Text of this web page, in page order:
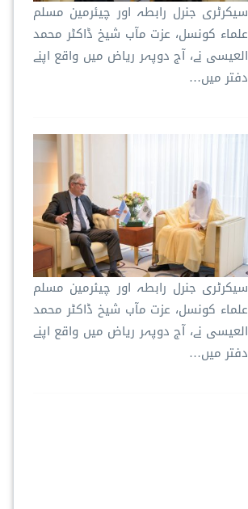
سیکرٹری جنرل رابطہ اور چیئرمین مسلم
علماء کونسل، عزت مآب شیخ ڈاکٹر محمد
العیسی نے، آج دوپہر ریاض میں واقع اپنے
دفتر میں…
سیکرٹری جنرل رابطہ اور چیئرمین مسلم
علماء کونسل، عزت مآب شیخ ڈاکٹر محمد
العیسی نے، آج دوپہر ریاض میں واقع اپنے
دفتر میں…